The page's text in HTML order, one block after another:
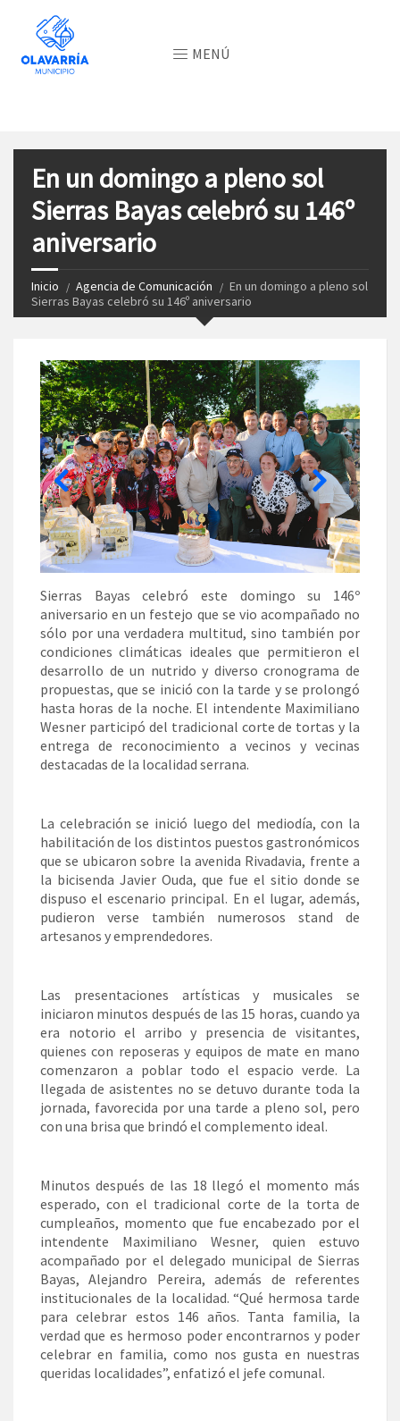
MENÚ
En un domingo a pleno sol
Sierras Bayas celebró su 146º
aniversario
Inicio Agencia de Comunicación
En un domingo a pleno sol
Sierras Bayas celebró su 146º aniversario
Sierras Bayas celebró este domingo su 146º
aniversario en un festejo que se vio acompañado no
sólo por una verdadera multitud, sino también por
condiciones climáticas ideales que permitieron el
desarrollo de un nutrido y diverso cronograma de
propuestas, que se inició con la tarde y se prolongó
hasta horas de la noche. El intendente Maximiliano
Wesner participó del tradicional corte de tortas y la
entrega de reconocimiento a vecinos y vecinas
destacadas de la localidad serrana.
La celebración se inició luego del mediodía, con la
habilitación de los distintos puestos gastronómicos
que se ubicaron sobre la avenida Rivadavia, frente a
la bicisenda Javier Ouda, que fue el sitio donde se
dispuso el escenario principal. En el lugar, además,
pudieron verse también numerosos stand de
artesanos y emprendedores.
Las presentaciones artísticas y musicales se
iniciaron minutos después de las 15 horas, cuando ya
era notorio el arribo y presencia de visitantes,
quienes con reposeras y equipos de mate en mano
comenzaron a poblar todo el espacio verde. La
llegada de asistentes no se detuvo durante toda la
jornada, favorecida por una tarde a pleno sol, pero
con una brisa que brindó el complemento ideal.
Minutos después de las 18 llegó el momento más
esperado, con el tradicional corte de la torta de
cumpleaños, momento que fue encabezado por el
intendente Maximiliano Wesner, quien estuvo
acompañado por el delegado municipal de Sierras
Bayas, Alejandro Pereira, además de referentes
institucionales de la localidad. “Qué hermosa tarde
para celebrar estos 146 años. Tanta familia, la
verdad que es hermoso poder encontrarnos y poder
celebrar en familia, como nos gusta en nuestras
queridas localidades”, enfatizó el jefe comunal.